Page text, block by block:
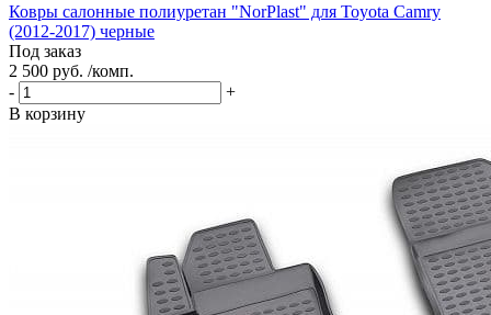
Ковры салонные полиуретан "NorPlast" для Toyota Camry
(2012-2017) черные
Под заказ
2 500 руб. /комп.
-
+
В корзину